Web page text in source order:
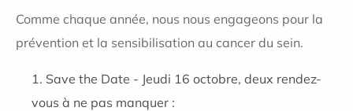
Comme chaque année, nous nous engageons pour la
prévention et la sensibilisation au cancer du sein.
Save the Date - Jeudi 16 octobre, deux rendez-
vous à ne pas manquer :